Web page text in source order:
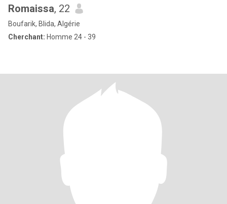
Romaissa, 22
Boufarik, Blida, Algérie
Cherchant: Homme 24 - 39